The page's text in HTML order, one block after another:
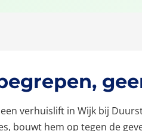
verhuislift in Wijk bij
bouwt hem op tegen de